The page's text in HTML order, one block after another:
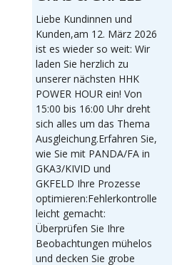
Liebe Kundinnen und
Kunden,am 12. März 2026
ist es wieder so weit: Wir
laden Sie herzlich zu
unserer nächsten HHK
POWER HOUR ein! Von
15:00 bis 16:00 Uhr dreht
sich alles um das Thema
Ausgleichung.Erfahren Sie,
wie Sie mit PANDA/FA in
GKA3/KIVID und
GKFELD Ihre Prozesse
optimieren:Fehlerkontrolle
leicht gemacht:
Überprüfen Sie Ihre
Beobachtungen mühelos
und decken Sie grobe